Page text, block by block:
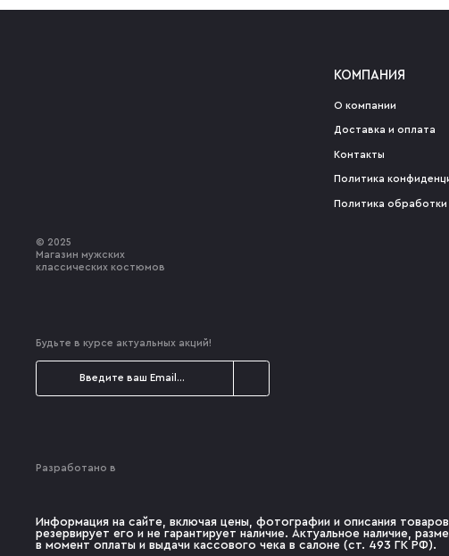
© 2025
Магазин мужских
классических костюмов
Будьте в курсе актуальных акций!
Разработано в
КОМПАНИЯ
О компании
Доставка и оплата
Контакты
Политика
Политика
Информация на сайте, включая цены, фотографии и описания
резервирует его и не гарантирует наличие. Актуальное наличие,
в момент оплаты и выдачи кассового чека в салоне (ст. 493 ГК РФ).